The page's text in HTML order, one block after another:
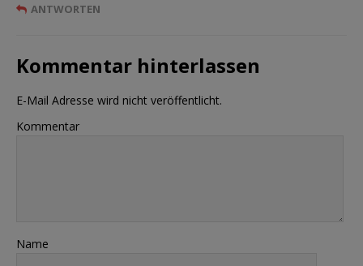
ANTWORTEN
Kommentar hinterlassen
E-Mail Adresse wird nicht veröffentlicht.
Kommentar
Name